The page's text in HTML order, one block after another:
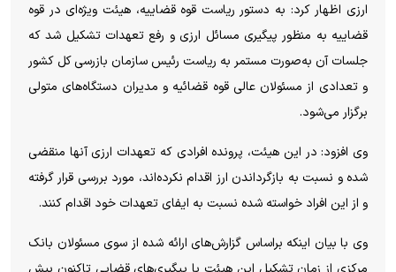
ارزی اظهار کرد: به دستور ریاست قوه قضاییه، هیئت ویژه‌ای در قوه
قضاییه به منظور پیگیری مسائل ارزی و رفع تعهدات تشکیل شد که
جلسات آن به‌صورت مستمر به ریاست رئیس سازمان بازرسی کل کشور
و تعدادی از مسئولان عالی قوه قضائیه و مدیران دستگاه‌های متولی
برگزار می‌شود.
وی افزود: در این هیئت، پرونده افرادی که تعهدات ارزی آنها منقضی
شده و نسبت به بازگرداندن ارز اقدام نکرده‌اند، مورد بررسی قرار گرفته
و از این افراد خواسته شده نسبت به ایفای تعهدات خود اقدام کنند.
وی با بیان اینکه براساس گزارش‌های ارائه شده از سوی مسئولان بانک